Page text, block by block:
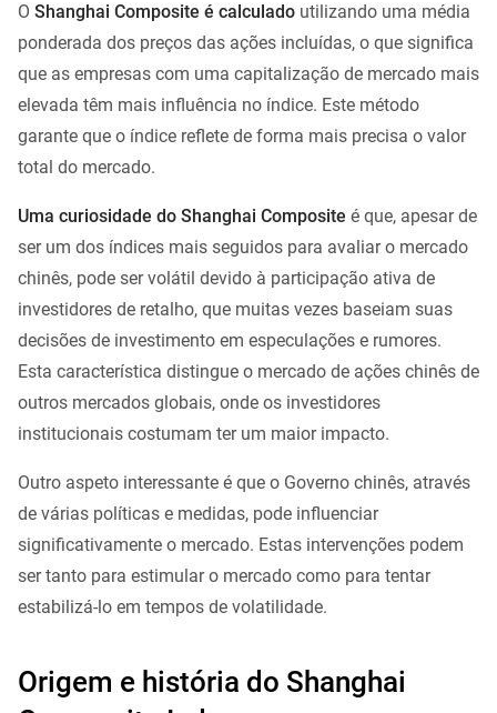
O Shanghai Composite é calculado utilizando uma média
ponderada dos preços das ações incluídas, o que significa
que as empresas com uma capitalização de mercado mais
elevada têm mais influência no índice. Este método
garante que o índice reflete de forma mais precisa o valor
total do mercado.
Uma curiosidade do Shanghai Composite é que, apesar de
ser um dos índices mais seguidos para avaliar o mercado
chinês, pode ser volátil devido à participação ativa de
investidores de retalho, que muitas vezes baseiam suas
decisões de investimento em especulações e rumores.
Esta característica distingue o mercado de ações chinês de
outros mercados globais, onde os investidores
institucionais costumam ter um maior impacto.
Outro aspeto interessante é que o Governo chinês, através
de várias políticas e medidas, pode influenciar
significativamente o mercado. Estas intervenções podem
ser tanto para estimular o mercado como para tentar
estabilizá-lo em tempos de volatilidade.
Origem e história do Shanghai